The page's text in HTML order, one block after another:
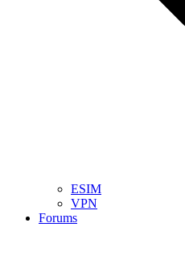
ESIM
VPN
Forums